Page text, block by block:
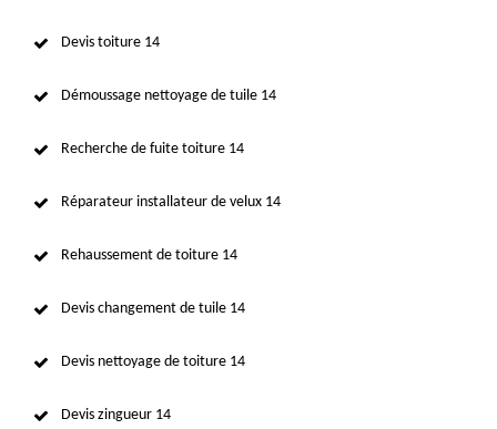
Devis toiture 14
Démoussage nettoyage de tuile 14
Recherche de fuite toiture 14
Réparateur installateur de velux 14
Rehaussement de toiture 14
Devis changement de tuile 14
Devis nettoyage de toiture 14
Devis zingueur 14